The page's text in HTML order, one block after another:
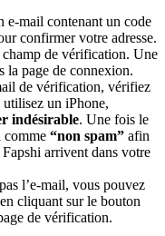
e-mail contenant un code
confirmer votre adresse.
de vérification. Une
la page de connexion.
de vérification, vérifiez
utilisez un iPhone,
indésirable. Une fois le
comme “non spam” afin
arrivent dans votre
l’e-mail, vous pouvez
cliquant sur le bouton
de vérification.